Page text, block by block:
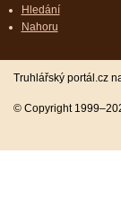
Hledání
Nahoru
Truhlářský portál.cz
© Copyright